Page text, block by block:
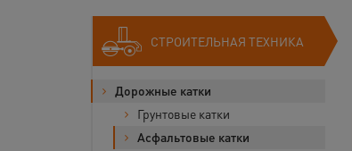
СТРОИТЕЛЬНАЯ ТЕХНИКА
Дорожные катки
Грунтовые катки
Асфальтовые катки